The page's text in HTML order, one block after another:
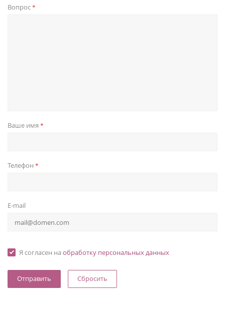
Вопрос*
Ваше имя *
Телефон *
E-mail
Я согласен на обработку персональных данных
Сбросить